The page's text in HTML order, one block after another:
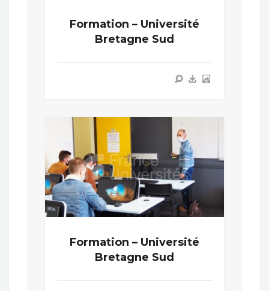
Formation – Université
Bretagne Sud
Formation – Université
Bretagne Sud